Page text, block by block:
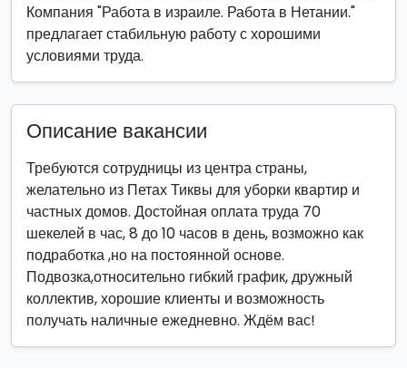
Компания "Работа в израиле. Работа в Нетании."
предлагает стабильную работу с хорошими
условиями труда.
Описание вакансии
Требуются сотрудницы из центра страны,
желательно из Петах Тиквы для уборки квартир и
частных домов. Достойная оплата труда 70
шекелей в час, 8 до 10 часов в день, возможно как
подработка ,но на постоянной основе.
Подвозка,относительно гибкий график, дружный
коллектив, хорошие клиенты и возможность
получать наличные ежедневно. Ждём вас!